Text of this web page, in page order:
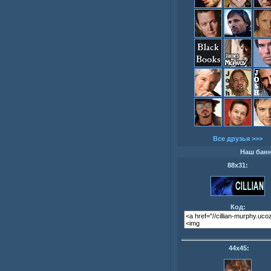
Все друзья >>>
Наш
88х31:
Код:
44х45: